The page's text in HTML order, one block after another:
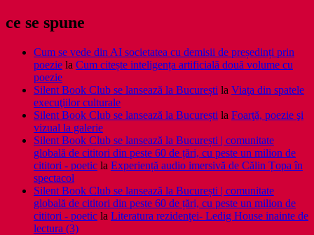
ce se spune
Cum se vede din AI societatea cu demisii de președinți prin
poezie la Cum citește inteligența artificială două volume cu
poezie
Silent Book Club se lansează la București la Viaţa din spatele
execuţiilor culturale
Silent Book Club se lansează la București la Foarţă, poezie şi
vizual la galerie
Silent Book Club se lansează la București | comunitate
globală de cititori din peste 60 de țări, cu peste un milion de
cititori - poetic la Experiență audio imersivă de Călin Țopa în
spectacol
Silent Book Club se lansează la București | comunitate
globală de cititori din peste 60 de țări, cu peste un milion de
cititori - poetic la Literatura rezidenţei- Ledig House inainte de
lectura (3)